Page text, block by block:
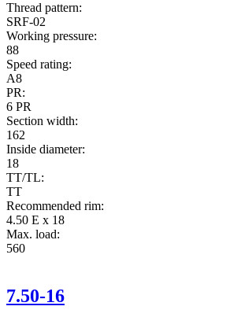
Thread pattern:
SRF-02
Working pressure:
88
Speed rating:
A8
PR:
6 PR
Section width:
162
Inside diameter:
18
TT/TL:
TT
Recommended rim:
4.50 E x 18
Max. load:
560
7.50-16